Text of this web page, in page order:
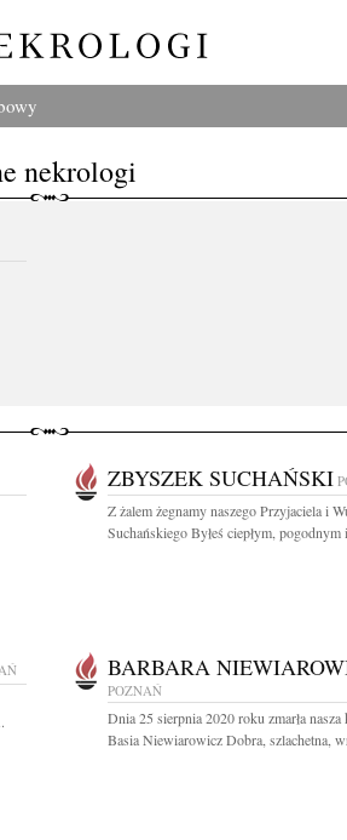
nekrologi
ZBYSZEK SUCHAŃSKI
Z żalem żegnamy naszego Przyjaciela i
Suchańskiego Byłeś ciepłym,
BARBARA
POZNAŃ
Dnia 25 sierpnia 2020 roku zmarła nasza
Basia Niewiarowicz Dobra, szlachetna,